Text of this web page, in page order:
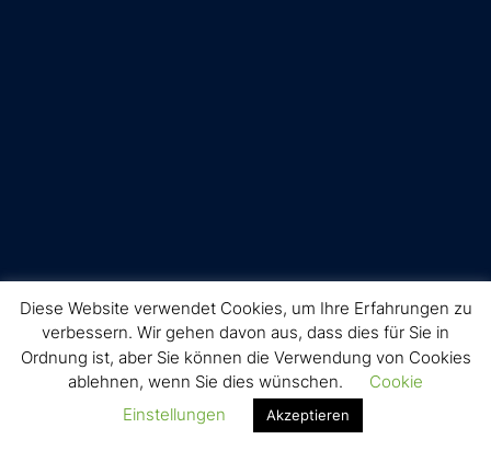
Diese Website verwendet Cookies, um Ihre Erfahrungen zu
verbessern. Wir gehen davon aus, dass dies für Sie in
Ordnung ist, aber Sie können die Verwendung von Cookies
ablehnen, wenn Sie dies wünschen.
Cookie
Einstellungen
Akzeptieren